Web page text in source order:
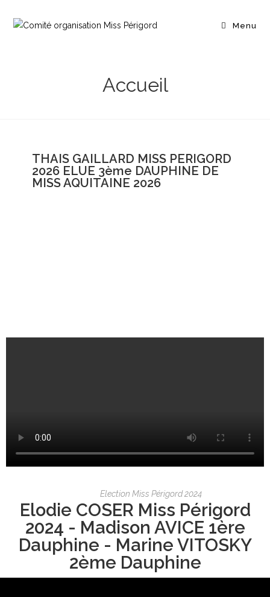
Menu
Accueil
THAIS GAILLARD MISS PERIGORD
2026 ELUE 3ème DAUPHINE DE
MISS AQUITAINE 2026
Election Miss Périgord 2024
Elodie COSER Miss Périgord
2024 - Madison AVICE 1ère
Dauphine - Marine VITOSKY
2ème Dauphine